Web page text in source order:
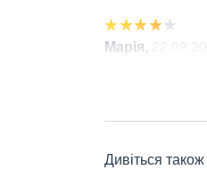
Марія,
Дивіться також